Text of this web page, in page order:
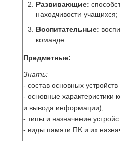
Развивающие:
находчивости учащихся;
Воспитательные:
команде.
Предметные:
Знать:
- состав основных
- основные характеристики
и вывода информации);
- типы и назначение
- виды памяти ПК и их